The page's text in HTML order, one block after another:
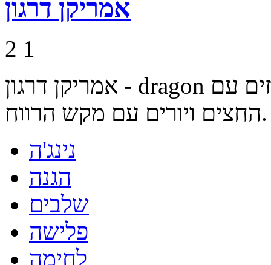
אמריקן דרגון
2 1
אמריקן דרגון - dragon יורדים למעמקים ומצילים חברים. זזים עם
החצים ויורים עם מקש הרווח.
נינג'ה
הגנה
שלבים
פלישה
לחימה